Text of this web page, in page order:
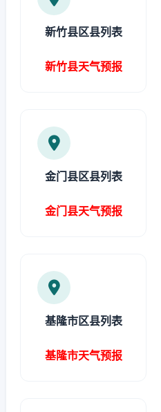
新竹县区县列表
新竹县天气预报
金门县区县列表
金门县天气预报
基隆市区县列表
基隆市天气预报